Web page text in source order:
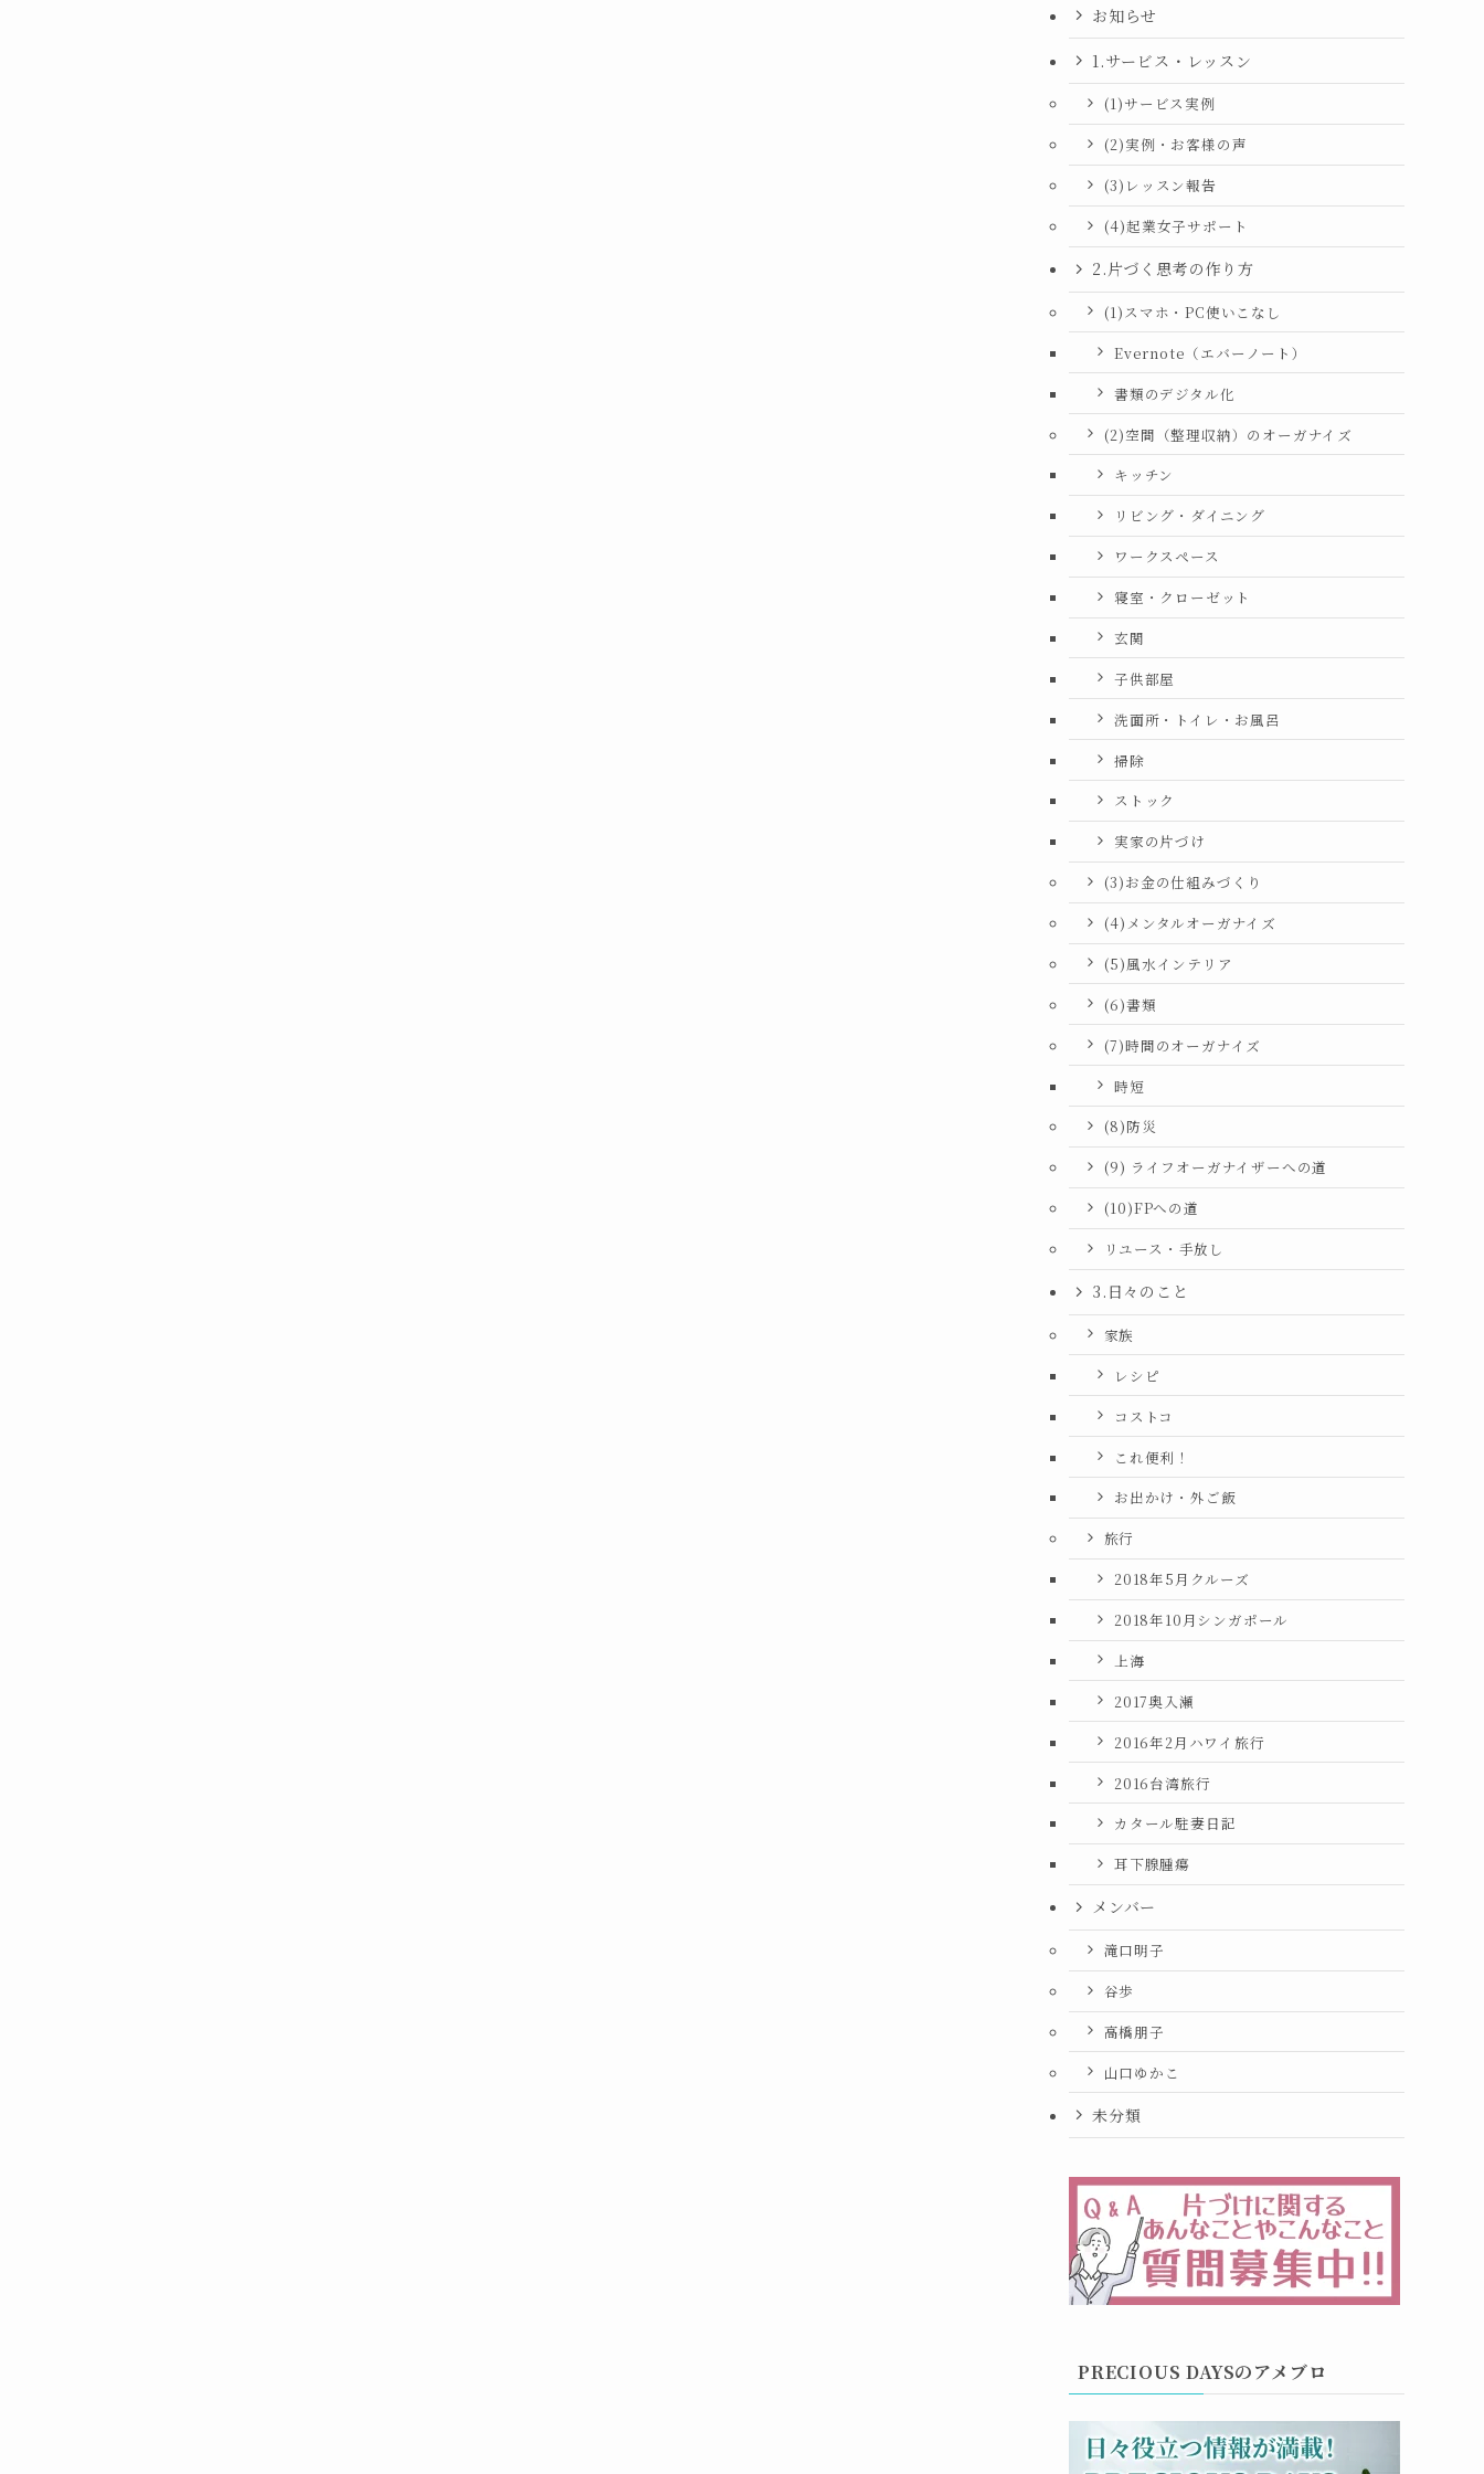
お知らせ
1.サービス・レッスン
(1)サービス実例
(2)実例・お客様の声
(3)レッスン報告
(4)起業女子サポート
2.片づく思考の作り方
(1)スマホ・PC使いこなし
Evernote（エバーノート）
書類のデジタル化
(2)空間（整理収納）のオーガナイズ
キッチン
リビング・ダイニング
ワークスペース
寝室・クローゼット
玄関
子供部屋
洗面所・トイレ・お風呂
掃除
ストック
実家の片づけ
(3)お金の仕組みづくり
(4)メンタルオーガナイズ
(5)風水インテリア
(6)書類
(7)時間のオーガナイズ
時短
(8)防災
(9) ライフオーガナイザーへの道
(10)FPへの道
リユース・手放し
3.日々のこと
家族
レシピ
コストコ
これ便利！
お出かけ・外ご飯
旅行
2018年5月クルーズ
2018年10月シンガポール
上海
2017奥入瀬
2016年2月ハワイ旅行
2016台湾旅行
カタール駐妻日記
耳下腺腫瘍
メンバー
滝口明子
谷歩
高橋朋子
山口ゆかこ
未分類
PRECIOUS DAYSのアメブロ